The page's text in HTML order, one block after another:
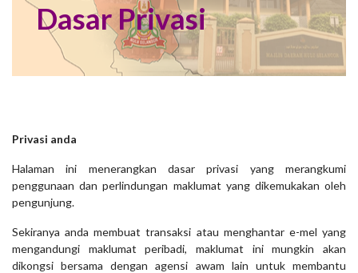
Dasar Privasi
Privasi anda
Halaman ini menerangkan dasar privasi yang merangkumi
penggunaan dan perlindungan maklumat yang dikemukakan oleh
pengunjung.
Sekiranya anda membuat transaksi atau menghantar e-mel yang
mengandungi maklumat peribadi, maklumat ini mungkin akan
dikongsi bersama dengan agensi awam lain untuk membantu